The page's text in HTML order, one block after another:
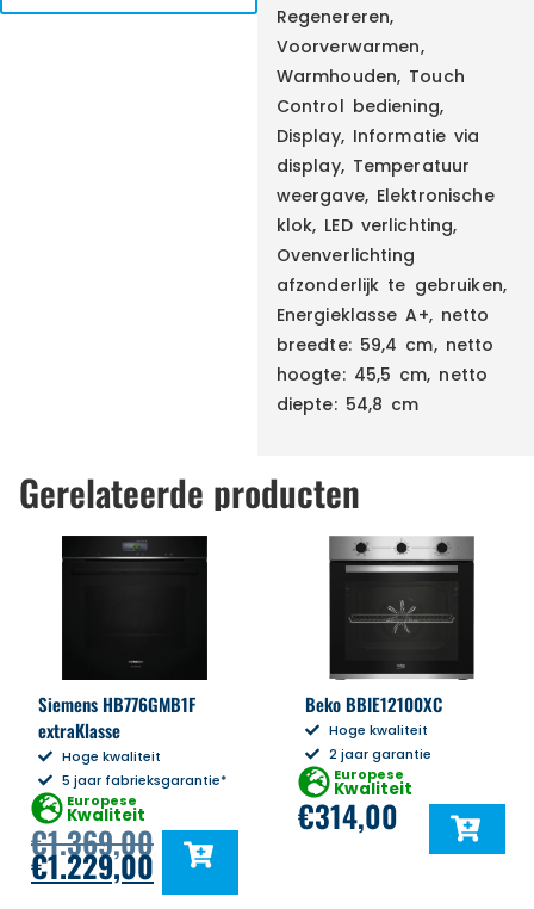
Regenereren,
Voorverwarmen,
Warmhouden, Touch
Control bediening,
Display, Informatie via
display, Temperatuur
weergave, Elektronische
klok, LED verlichting,
Ovenverlichting
afzonderlijk te gebruiken,
Energieklasse A+, netto
breedte: 59,4 cm, netto
hoogte: 45,5 cm, netto
diepte: 54,8 cm
Gerelateerde producten
Siemens HB776GMB1F
extraKlasse
Hoge kwaliteit
5 jaar fabrieksgarantie*
Europese
Kwaliteit
€1.369,00
€1.229,00
Beko BBIE12100XC
Hoge kwaliteit
2 jaar garantie
Europese
Kwaliteit
€314,00